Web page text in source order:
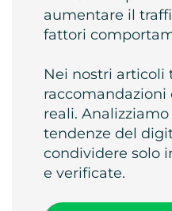
aumentare il
fattori
Nei nostri articoli
reali.
tendenze del
condividere solo
e verificate.